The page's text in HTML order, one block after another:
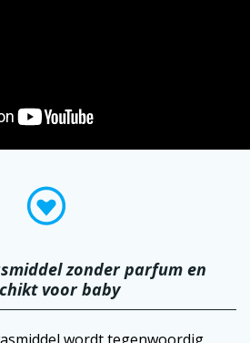
zonder parfum en
voor baby